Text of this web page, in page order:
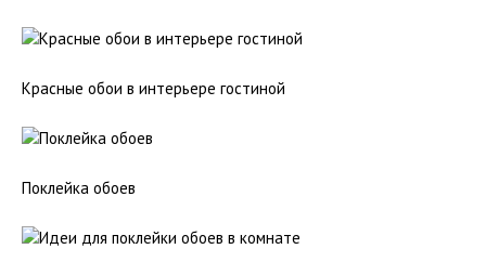
Красные обои в интерьере гостиной
Поклейка обоев